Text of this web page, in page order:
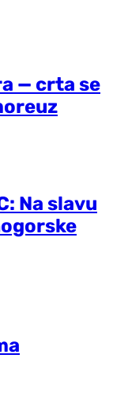
— crta se
Na slavu